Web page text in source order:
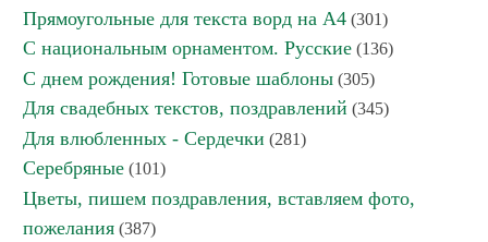
Прямоугольные для текста ворд на А4 (301)
С национальным орнаментом. Русские (136)
С днем рождения! Готовые шаблоны (305)
Для свадебных текстов, поздравлений (345)
Для влюбленных - Сердечки (281)
Серебряные (101)
Цветы, пишем поздравления, вставляем фото,
пожелания (387)